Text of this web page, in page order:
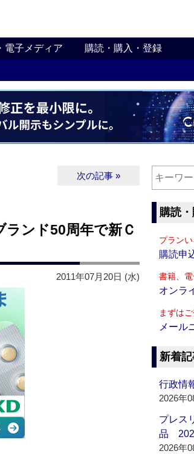
電子メディア 購読・購入・登録
次の記事 »
ランド50周年で新Ｃ
2011年07月20日 (水)
購読
プラン
購読申
書籍、
オンラ
まずは
メール
新着
行政情
2026年
プレス
品
2026年